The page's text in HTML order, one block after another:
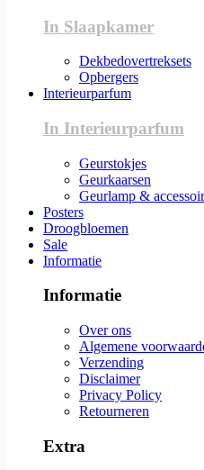
In Slaapkamer
Dekbedovertreksets
Opbergers
Interieurparfum
In Interieurparfum
Geurstokjes
Geurkaarsen
Geurlamp &
Posters
Droogbloemen
Sale
Informatie
Informatie
Over ons
Algemene
Verzending
Disclaimer
Privacy Policy
Retourneren
Extra